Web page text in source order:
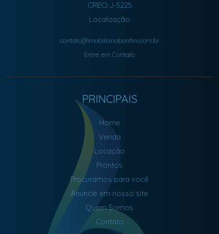
CRECI J-5225
Localização
contato@imobiliariabonfim.com.br
Entre em Contato
PRINCIPAIS
Home
Venda
Locação
Prontos
Procuramos para você
Anuncie em nosso site
Quem Somos
Contato